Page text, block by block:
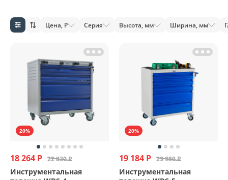
Цена, Р Серия Высота, мм Ширина, мм
20%
18 264 Р 22 830 Р
Инструментальная
20%
19 184 Р 23 980 Р
Инструментальная